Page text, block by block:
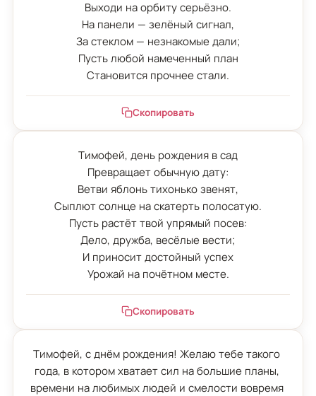
Выходи на орбиту серьёзно.
На панели — зелёный сигнал,
За стеклом — незнакомые дали;
Пусть любой намеченный план
Становится прочнее стали.
Скопировать
Тимофей, день рождения в сад
Превращает обычную дату:
Ветви яблонь тихонько звенят,
Сыплют солнце на скатерть полосатую.
Пусть растёт твой упрямый посев:
Дело, дружба, весёлые вести;
И приносит достойный успех
Урожай на почётном месте.
Скопировать
Тимофей, с днём рождения! Желаю тебе такого
года, в котором хватает сил на большие планы,
времени на любимых людей и смелости вовремя